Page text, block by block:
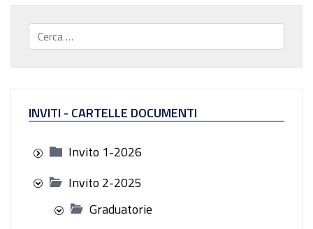
Cerca...
INVITI - CARTELLE DOCUMENTI
Invito 1-2026
Invito 2-2025
Graduatorie